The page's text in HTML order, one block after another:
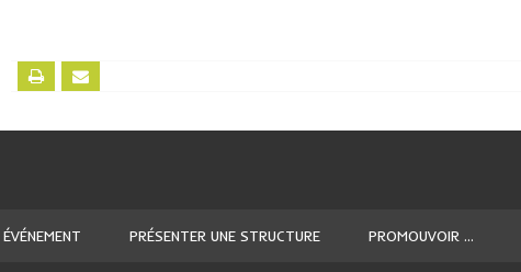
PRÉSENTER UNE STRUCTURE PROMOUVOIR ...